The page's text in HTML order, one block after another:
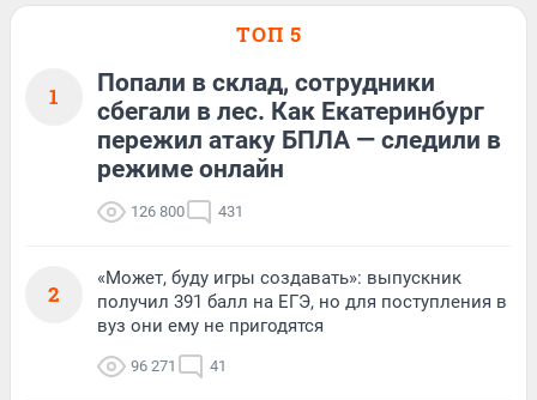
ТОП 5
1
Попали в склад, сотрудники
сбегали в лес. Как Екатеринбург
пережил атаку БПЛА — следили в
режиме онлайн
126 800 431
2
«Может, буду игры создавать»: выпускник
получил 391 балл на ЕГЭ, но для поступления в
вуз они ему не пригодятся
96 271 41